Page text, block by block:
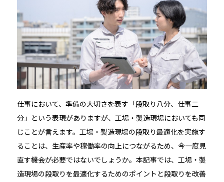
仕事において、準備の大切さを表す「段取り八分、仕事二
分」という表現がありますが、工場・製造現場においても同
じことが言えます。工場・製造現場の段取り最適化を実施す
ることは、生産率や稼働率の向上につながるため、今一度見
直す機会が必要ではないでしょうか。本記事では、工場・製
造現場の段取りを最適化するためのポイントと段取りを改善